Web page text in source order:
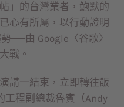
」的台灣業者，鮑默的
心有所屬，以行動證明
──由 Google〈谷歌〉
戰。
講一結束，立即轉往飯
工程副總裁魯賓（Andy